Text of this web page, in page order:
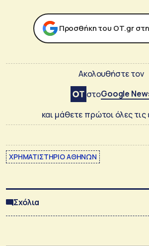
Προσθήκη του ΟΤ.gr
Ακολουθήστε τον
στοGoogle
και μάθετε πρώτοι όλες τις
ΧΡΗΜΑΤΙΣΤΗΡΙΟ ΑΘΗΝΩΝ
Σχόλια